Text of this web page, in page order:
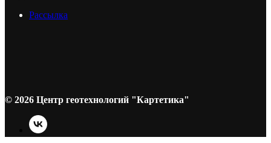
Рассылка
© 2026 Центр геотехнологий "Картетика"